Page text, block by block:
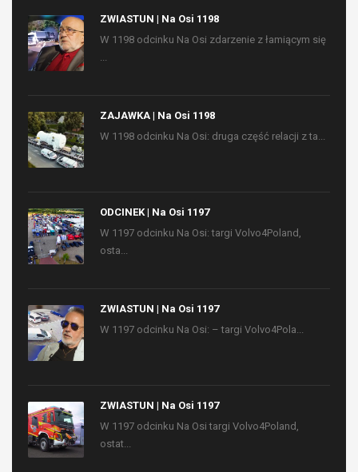
ZWIASTUN | Na Osi 1198
W 1198 odcinku Na Osi zdarzenie z łamiącym się
...
ZAJAWKA | Na Osi 1198
W 1198 odcinku Na Osi: druga część relacji z ta...
ODCINEK | Na Osi 1197
W 1197 odcinku Na Osi: targi Volvo4Poland,
osta...
ZWIASTUN | Na Osi 1197
W 1197 odcinku Na Osi: – targi Volvo4Pola...
ZWIASTUN | Na Osi 1197
W 1197 odcinku Na Osi targi Volvo4Poland,
ostat...